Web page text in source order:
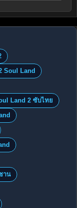
Soul Land
Land 2 ซับไทย
าน